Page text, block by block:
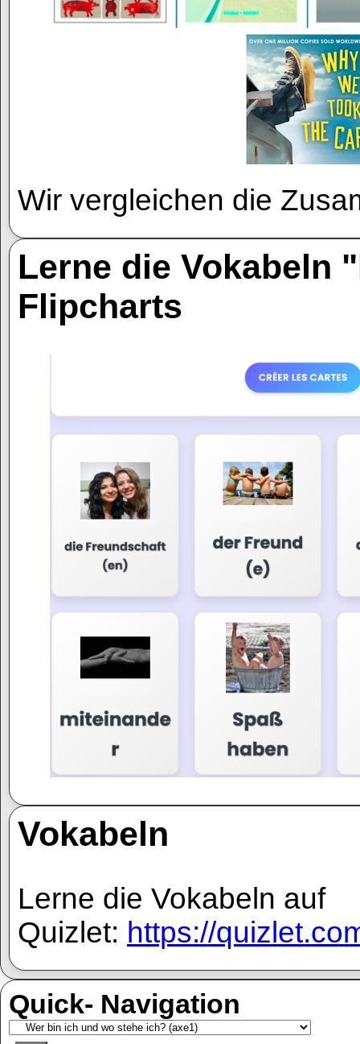
Wir vergleichen die
Lerne die Vokabeln
Flipcharts
Vokabeln
Lerne die Vokabeln auf
Quizlet: https://
Quick- Navigation